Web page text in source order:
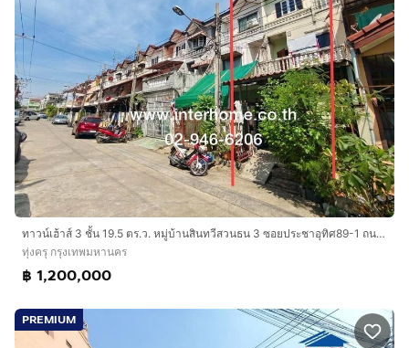
ทาวน์เฮ้าส์ 3 ชั้น 19.5 ตร.ว. หมู่บ้านสินทวีสวนธน 3 ซอยประชาอุทิศ89-1 ถนนประชาอุทิศ ถนนสุขสวัสดิ์ เขตทุ่งครุ กรุงเทพมหานคร
ทุ่งครุ กรุงเทพมหานคร
฿ 1,200,000
PREMIUM